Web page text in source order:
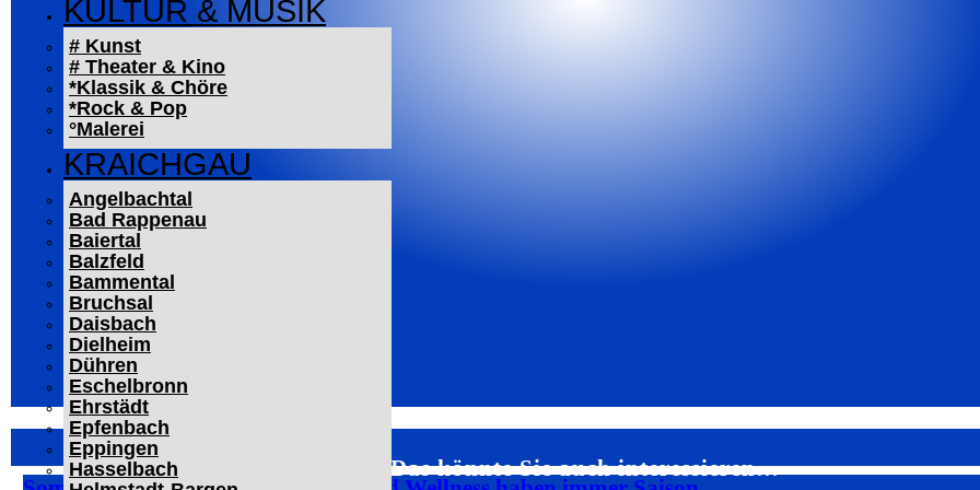
KULTUR & MUSIK
# Kunst
# Theater & Kino
*Klassik & Chöre
*Rock & Pop
°Malerei
KRAICHGAU
Angelbachtal
Bad Rappenau
Baiertal
Balzfeld
Bammental
Bruchsal
Daisbach
Dielheim
Dühren
Eschelbronn
Ehrstädt
Epfenbach
Eppingen
Hasselbach
Das könnte Sie auch interessieren…